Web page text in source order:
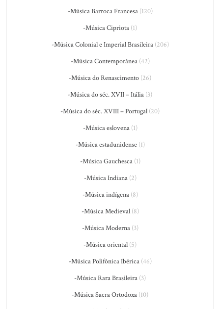
-Música Barroca Francesa(120)
-Música Cipriota (1)
-Música Colonial e Imperial Brasileira(206)
-Música Contemporânea(42)
-Música do Renascimento (26)
-Música do séc. XVII – Itália (3)
-Música do séc. XVIII – Portugal (20)
-Música eslovena(1)
-Música estadunidense(1)
-Música Gauchesca(1)
-Música Indiana(2)
-Música indígena(8)
-Música Medieval(8)
-Música Moderna(3)
-Música oriental (5)
-Música Polifônica Ibérica(46)
-Música Rara Brasileira (3)
-Música Sacra Ortodoxa (10)